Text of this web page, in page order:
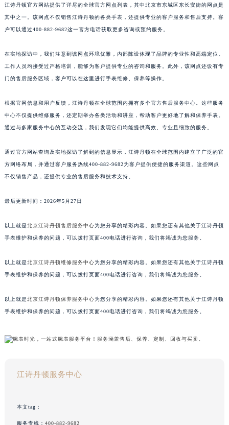
江诗丹顿官方网站提供了详尽的全球官方网点列表，其中北京市东城区东长安街的网点是
其中之一。该网点不仅销售江诗丹顿的各类手表，还提供专业的客户服务和售后支持。客
户可以通过400-882-9682这一官方电话获取更多咨询或预约服务。
在实地探访中，我们注意到该网点环境优雅，内部陈设体现了品牌的专业性和高端定位。
工作人员均接受过严格培训，能够为客户提供专业的咨询和服务。此外，该网点还设有专
门的售后服务区域，客户可以在这里进行手表维修、保养等操作。
根据官网信息和用户反馈，江诗丹顿在全球范围内拥有多个官方售后服务中心。这些服务
中心不仅提供维修服务，还定期举办各类活动和讲座，帮助客户更好地了解和保养手表。
通过与多家服务中心的互动交流，我们发现它们均能提供高效、专业且细致的服务。
通过官方网站查询及实地探访了解到的信息显示，江诗丹顿在全球范围内建立了广泛的官
方网络布局，并通过客户服务热线400-882-9682为客户提供便捷的服务渠道。这些网点
不仅销售产品，还提供专业的售后服务和技术支持。
最后更新时间：2026年5月27日
以上就是北京江诗丹顿售后服务中心为您分享的精彩内容。如果您还有其他关于江诗丹顿
手表维护和保养的问题，可以拨打页面400电话进行咨询，我们将竭诚为您服务。
以上就是北京江诗丹顿维修服务中心为您分享的精彩内容。如果您还有其他关于江诗丹顿
手表维护和保养的问题，可以拨打页面400电话进行咨询，我们将竭诚为您服务。
以上就是北京江诗丹顿保养服务中心为您分享的精彩内容。如果您还有其他关于江诗丹顿
手表维护和保养的问题，可以拨打页面400电话进行咨询，我们将竭诚为您服务。
江诗丹顿服务中心
本文tag：
服务专线： 400-882-9682